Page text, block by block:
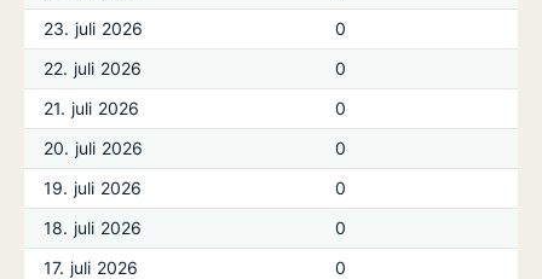
23. juli 2026
0
22. juli 2026
0
21. juli 2026
0
20. juli 2026
0
19. juli 2026
0
18. juli 2026
0
17. juli 2026
0